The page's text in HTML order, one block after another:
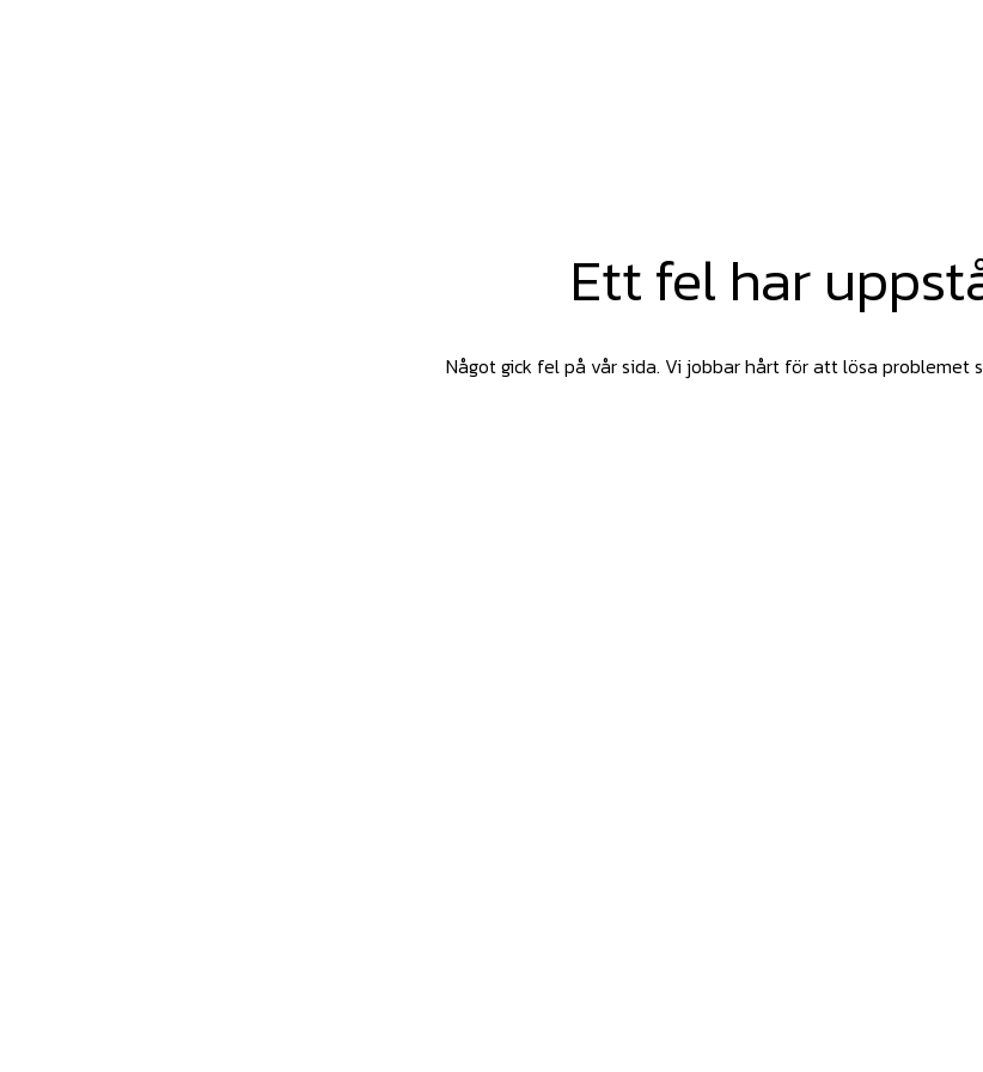
Ett fel har
Något gick fel på vår sida. Vi jobbar hårt för att lösa problemet